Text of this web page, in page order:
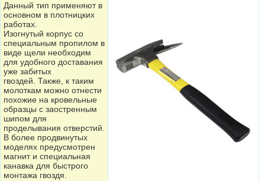
Данный тип применяют в
основном в плотницких
работах.
Изогнутый корпус со
специальным пропилом в
виде щели необходим
для удобного доставания
уже забитых
гвоздей. Также, к таким
молоткам можно отнести
похожие на кровельные
образцы с заостренным
шипом для
проделывания отверстий.
В более продвинутых
моделях предусмотрен
магнит и специальная
канавка для быстрого
монтажа гвоздя.